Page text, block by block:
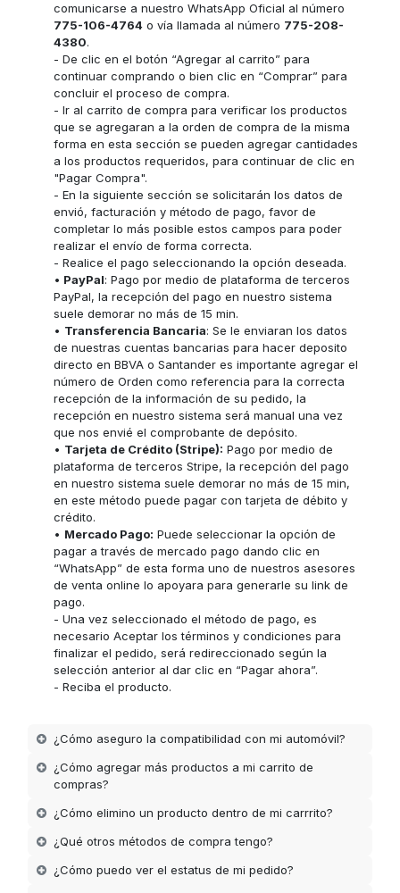
comunicarse a nuestro WhatsApp Oficial al número
775-106-4764 o vía llamada al número 775-208-
4380.
- De clic en el botón “Agregar al carrito” para
continuar comprando o bien clic en “Comprar” para
concluir el proceso de compra.
- Ir al carrito de compra para verificar los productos
que se agregaran a la orden de compra de la misma
forma en esta sección se pueden agregar cantidades
a los productos requeridos, para continuar de clic en
"Pagar Compra".
- En la siguiente sección se solicitarán los datos de
envió, facturación y método de pago, favor de
completar lo más posible estos campos para poder
realizar el envío de forma correcta.
- Realice el pago seleccionando la opción deseada.
• PayPal: Pago por medio de plataforma de terceros
PayPal, la recepción del pago en nuestro sistema
suele demorar no más de 15 min.
• Transferencia Bancaria: Se le enviaran los datos
de nuestras cuentas bancarias para hacer deposito
directo en BBVA o Santander es importante agregar el
número de Orden como referencia para la correcta
recepción de la información de su pedido, la
recepción en nuestro sistema será manual una vez
que nos envié el comprobante de depósito.
• Tarjeta de Crédito (Stripe): Pago por medio de
plataforma de terceros Stripe, la recepción del pago
en nuestro sistema suele demorar no más de 15 min,
en este método puede pagar con tarjeta de débito y
crédito.
• Mercado Pago: Puede seleccionar la opción de
pagar a través de mercado pago dando clic en
“WhatsApp” de esta forma uno de nuestros asesores
de venta online lo apoyara para generarle su link de
pago.
- Una vez seleccionado el método de pago, es
necesario Aceptar los términos y condiciones para
finalizar el pedido, será redireccionado según la
selección anterior al dar clic en “Pagar ahora”.
- Reciba el producto.
¿Cómo aseguro la compatibilidad con mi automóvil?
¿Cómo agregar más productos a mi carrito de
compras?
¿Cómo elimino un producto dentro de mi carrrito?
¿Qué otros métodos de compra tengo?
¿Cómo puedo ver el estatus de mi pedido?